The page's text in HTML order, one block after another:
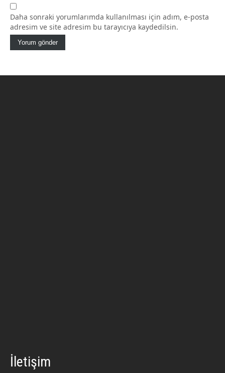
Daha sonraki yorumlarımda kullanılması için adım, e-posta
adresim ve site adresim bu tarayıcıya kaydedilsin.
İletişim